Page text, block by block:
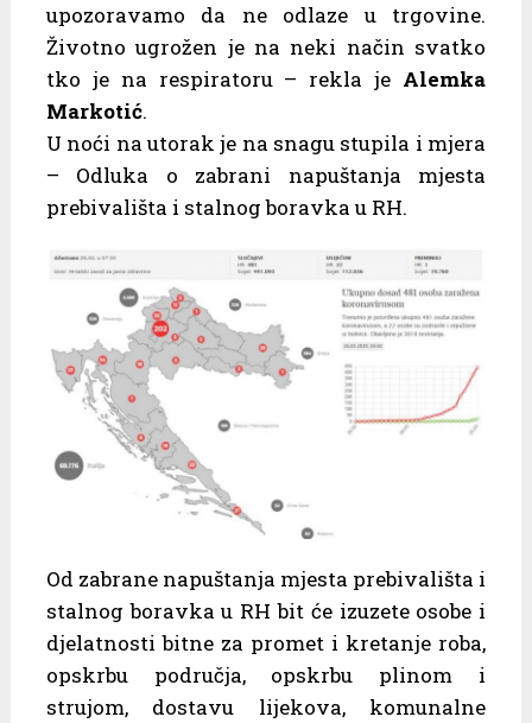
upozoravamo da ne odlaze u trgovine.
Životno ugrožen je na neki način svatko
tko je na respiratoru – rekla je Alemka
Markotić.
U noći na utorak je na snagu stupila i mjera
– Odluka o zabrani napuštanja mjesta
prebivališta i stalnog boravka u RH.
Od zabrane napuštanja mjesta prebivališta i
stalnog boravka u RH bit će izuzete osobe i
djelatnosti bitne za promet i kretanje roba,
opskrbu područja, opskrbu plinom i
strujom, dostavu lijekova, komunalne